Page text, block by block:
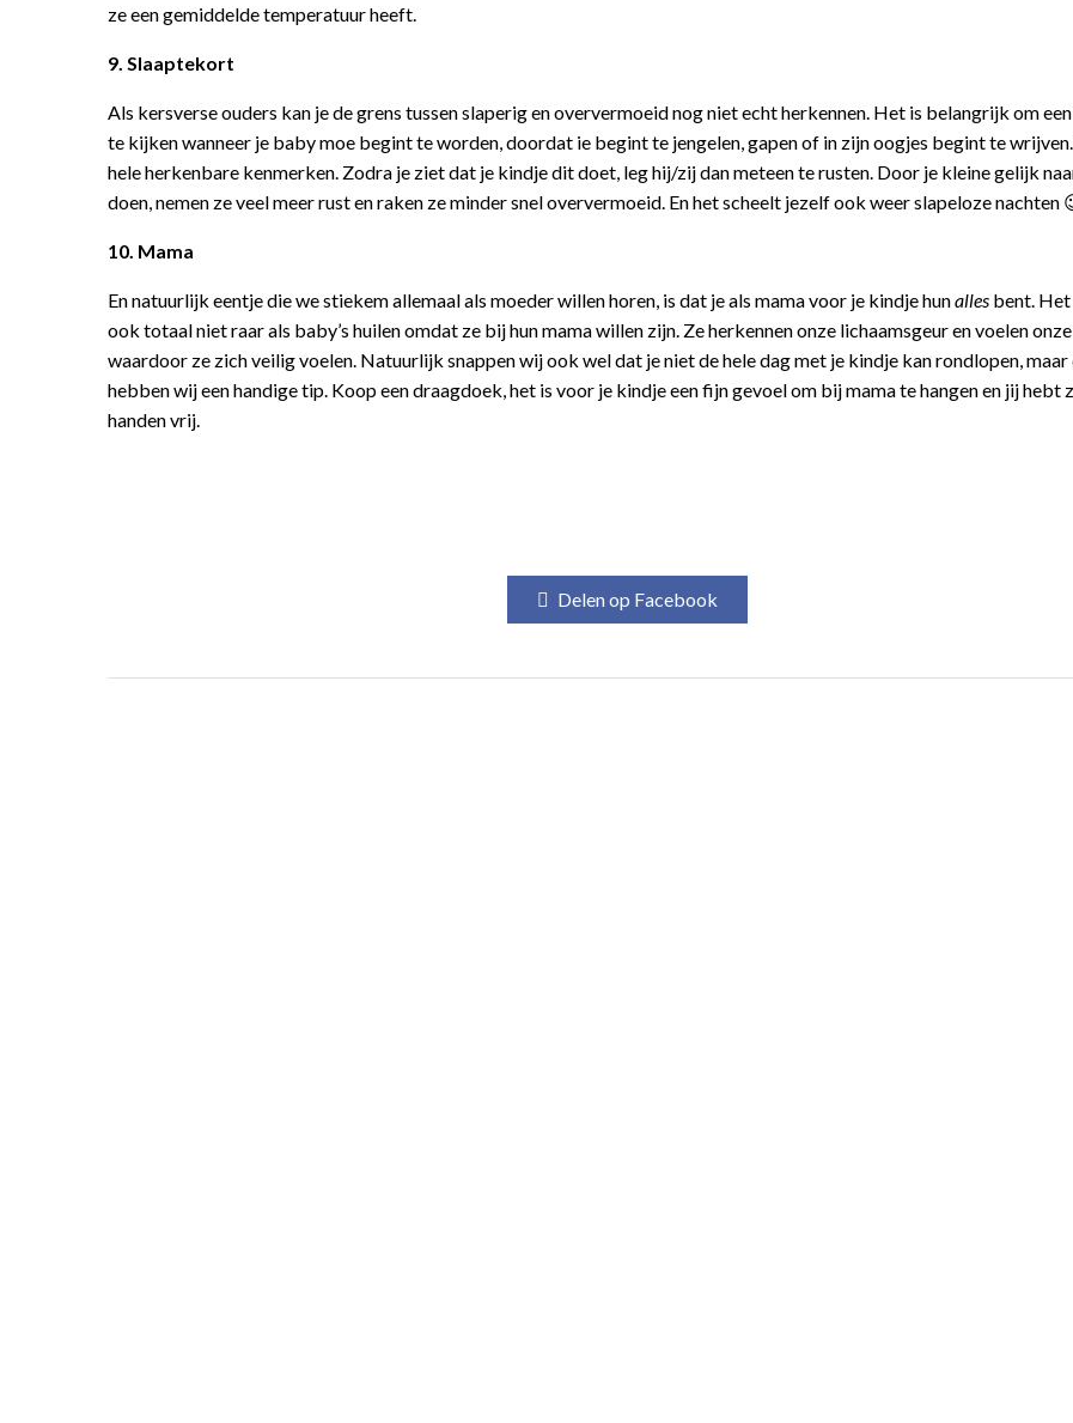
ze een gemiddelde temperatuur heeft.
9. Slaaptekort
Als kersverse ouders kan je de grens tussen slaperig en oververmoeid nog niet echt herkennen. Het is belangrijk om
te kijken wanneer je baby moe begint te worden, doordat ie begint te jengelen, gapen of in zijn oogjes begint te
hele herkenbare kenmerken. Zodra je ziet dat je kindje dit doet, leg hij/zij dan meteen te rusten. Door je kleine gelijk
doen, nemen ze veel meer rust en raken ze minder snel oververmoeid. En het scheelt jezelf ook weer slapeloze nachten
10. Mama
En natuurlijk eentje die we stiekem allemaal als moeder willen horen, is dat je als mama voor je kindje hunalles bent. Het
ook totaal niet raar als baby’s huilen omdat ze bij hun mama willen zijn. Ze herkennen onze lichaamsgeur en voelen
waardoor ze zich veilig voelen. Natuurlijk snappen wij ook wel dat je niet de hele dag met je kindje kan rondlopen,
hebben wij een handige tip. Koop een draagdoek, het is voor je kindje een fijn gevoel om bij mama te hangen en jij hebt
handen vrij.
Delen op Facebook